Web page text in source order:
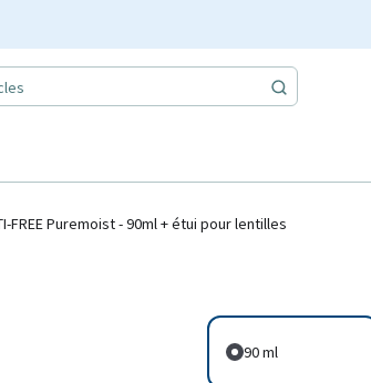
FREE Puremoist - 90ml + étui pour lentilles
90 ml